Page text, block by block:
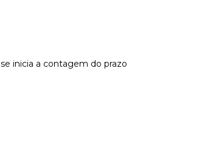
inicia a contagem do prazo